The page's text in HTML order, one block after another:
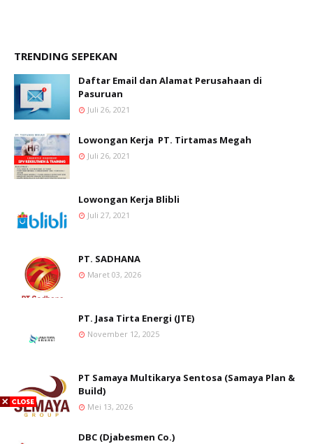
TRENDING SEPEKAN
Daftar Email dan Alamat Perusahaan di
Pasuruan
Juli 26, 2021
Lowongan Kerja PT. Tirtamas Megah
Juli 26, 2021
Lowongan Kerja Blibli
Juli 27, 2021
PT. SADHANA
Maret 03, 2026
PT. Jasa Tirta Energi (JTE)
November 12, 2025
PT Samaya Multikarya Sentosa (Samaya Plan &
Build)
Mei 13, 2026
DBC (Djabesmen Co.)